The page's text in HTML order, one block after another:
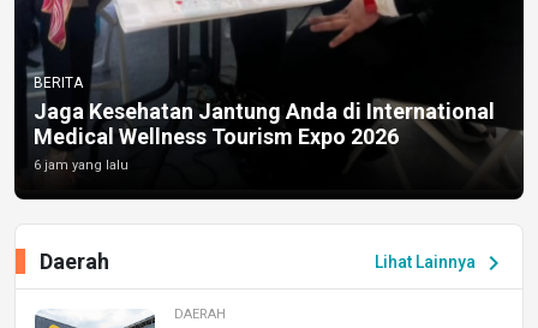
BERITA
Jaga Kesehatan Jantung Anda di International
Medical Wellness Tourism Expo 2026
6 jam yang lalu
Lihat Lainnya chevron_right
Daerah
DAERAH